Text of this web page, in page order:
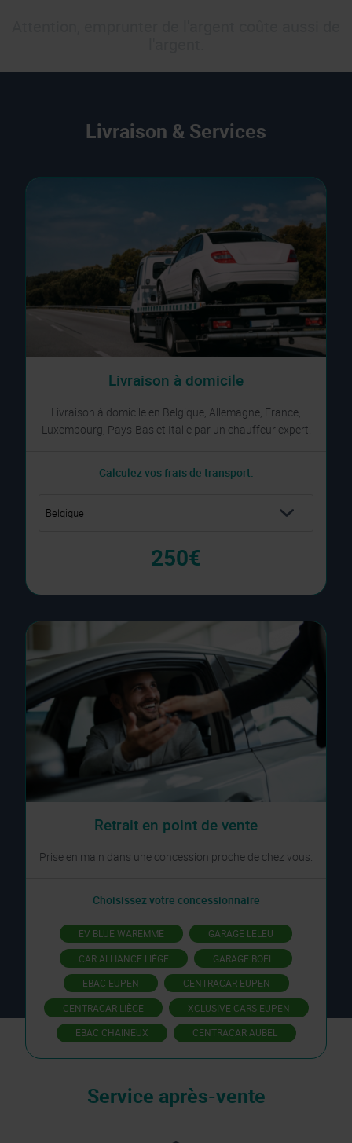
Livraison & Services
Livraison à domicile
Livraison à domicile en Belgique, Allemagne, France,
Luxembourg, Pays-Bas et Italie par un chauffeur expert.
Calculez vos frais de transport.
250€
Retrait en point de vente
Prise en main dans une concession proche de chez vous.
Choisissez votre concessionnaire
EV BLUE WAREMME
GARAGE LELEU
CAR ALLIANCE LIÈGE
GARAGE BOEL
EBAC EUPEN
CENTRACAR EUPEN
CENTRACAR LIÈGE
XCLUSIVE CARS EUPEN
EBAC CHAINEUX
CENTRACAR AUBEL
Service après-vente